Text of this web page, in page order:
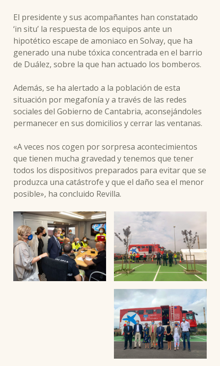
El presidente y sus acompañantes han constatado
‘in situ’ la respuesta de los equipos ante un
hipotético escape de amoniaco en Solvay, que ha
generado una nube tóxica concentrada en el barrio
de Duález, sobre la que han actuado los bomberos.
Además, se ha alertado a la población de esta
situación por megafonía y a través de las redes
sociales del Gobierno de Cantabria, aconsejándoles
permanecer en sus domicilios y cerrar las ventanas.
«A veces nos cogen por sorpresa acontecimientos
que tienen mucha gravedad y tenemos que tener
todos los dispositivos preparados para evitar que se
produzca una catástrofe y que el daño sea el menor
posible», ha concluido Revilla.